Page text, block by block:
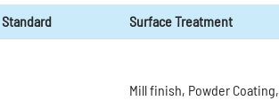
Standard Surface Treatment
Mill finish, Powder Coating,